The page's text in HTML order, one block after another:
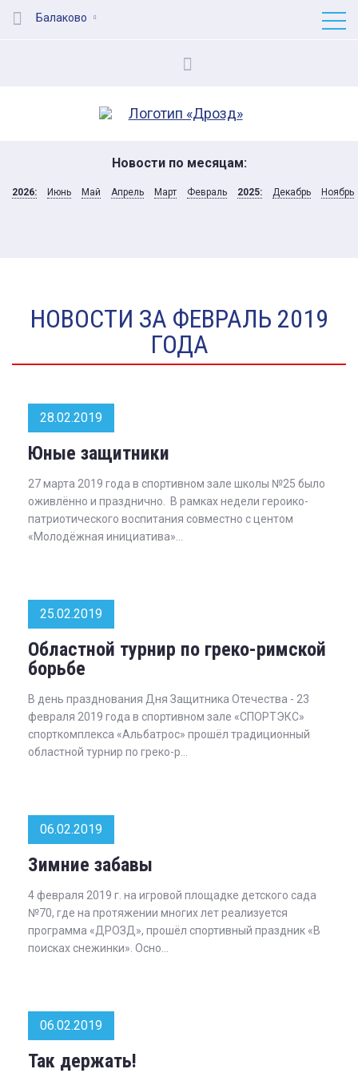
Балаково
Новости по месяцам:
2026: Июнь Май Апрель Март Февраль 2025: Декабрь Ноябрь
НОВОСТИ ЗА ФЕВРАЛЬ 2019
ГОДА
28.02.2019
Юные защитники
27 марта 2019 года в спортивном зале школы №25 было
оживлённо и празднично. В рамках недели героико-
патриотического воспитания совместно с центом
«Молодёжная инициатива»...
25.02.2019
Областной турнир по греко-римской
борьбе
В день празднования Дня Защитника Отечества - 23
февраля 2019 года в спортивном зале «СПОРТЭКС»
спорткомплекса «Альбатрос» прошёл традиционный
областной турнир по греко-р...
06.02.2019
Зимние забавы
4 февраля 2019 г. на игровой площадке детского сада
№70, где на протяжении многих лет реализуется
программа «ДРОЗД», прошёл спортивный праздник «В
поисках снежинки». Осно...
06.02.2019
Так держать!